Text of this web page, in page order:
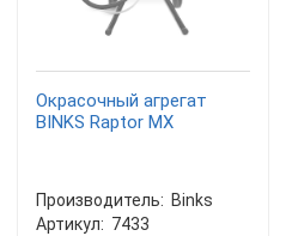
Окрасочный агрегат
BINKS Raptor MX
Производитель: Binks
Артикул: 7433